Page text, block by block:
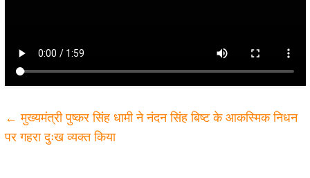
← मुख्यमंत्री पुष्कर सिंह धामी ने नंदन सिंह बिष्ट के आकस्मिक निधन
पर गहरा दुःख व्यक्त किया